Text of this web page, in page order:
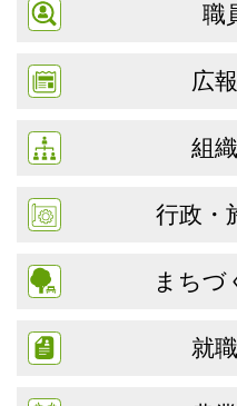
職
広
組
行政・
まちづ
就